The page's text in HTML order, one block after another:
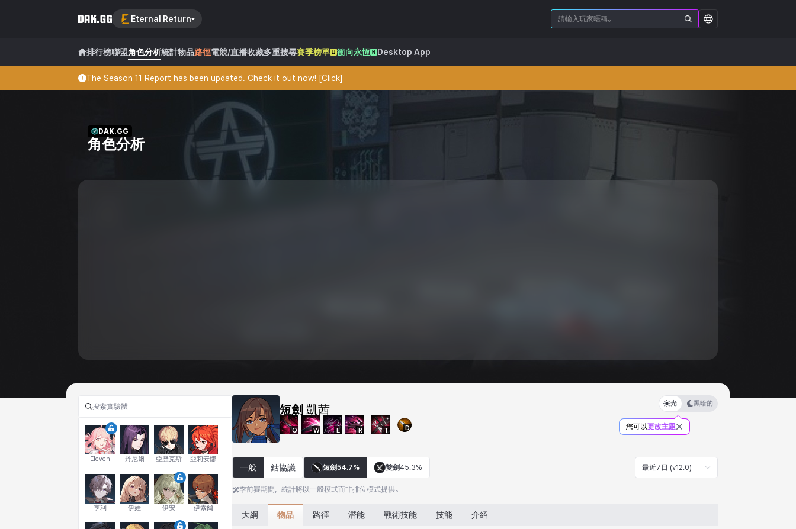
Eternal Return
排行榜聯盟角色分析統計物品路徑電競/直播收藏多重搜尋賽季榜單 衝向永恆 Desktop App
The Season 11 Report has been updated. Check it out now! [Click]
DAK.GG
角色分析
Eleven 丹尼爾 亞歷克斯 亞莉安娜
亨利 伊娃 伊安 伊索爾
短劍 凱茜
Q W E R T D
光 黑暗的
您可以更改主題
一般 鈷協議 短劍54.7% 雙劍 45.3% 最近7日 (v12.0)
季前賽期間，統計將以一般模式而非排位模式提供。
大綱 物品 路徑 潛能 戰術技能 技能 介紹